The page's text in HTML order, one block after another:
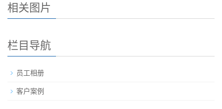
相关图片
栏目导航
员工相册
客户案例